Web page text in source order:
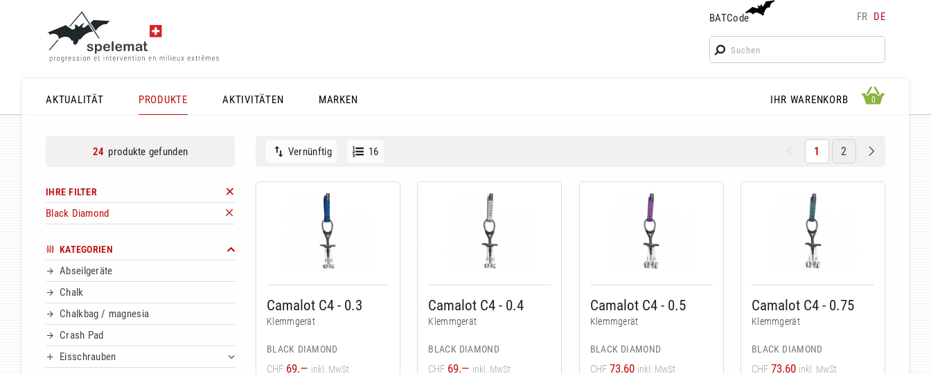
BATCode FR DE
BATCode
Geben Sie Ihren Namen ein und bestätigen
AKTUALITÄT
PRODUKTE AKTIVITÄTEN MARKEN IHR WARENKORB 0 0
24 produkte gefunden
IHRE FILTER
Black Diamond
KATEGORIEN
Abseilgeräte
Chalk
Chalkbag / magnesia
Crash Pad
Eisschrauben
Vernünftig 16 1 2
Camalot C4 - 0.3
Klemmgerät
BLACK DIAMOND
CHF 69.— inkl. MwSt
Camalot C4 - 0.4
Klemmgerät
BLACK DIAMOND
CHF 69.— inkl. MwSt
Camalot C4 - 0.5
Klemmgerät
BLACK DIAMOND
CHF 73.60 inkl. MwSt
Camalot C4 - 0.75
Klemmgerät
BLACK DIAMOND
CHF 73.60 inkl. MwSt